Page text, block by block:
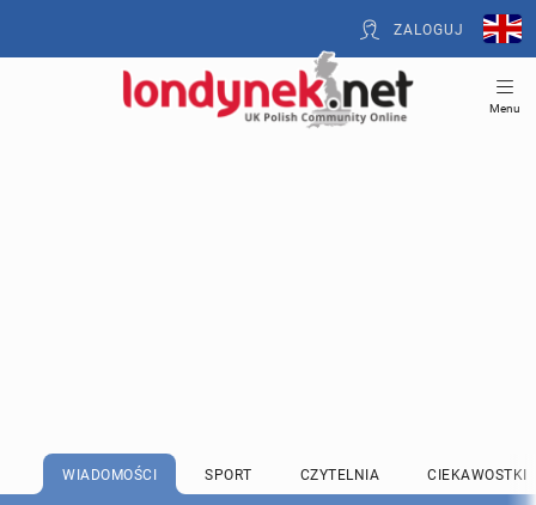
ZALOGUJ
Menu
WIADOMOŚCI SPORT CZYTELNIA CIEKAWOSTKI